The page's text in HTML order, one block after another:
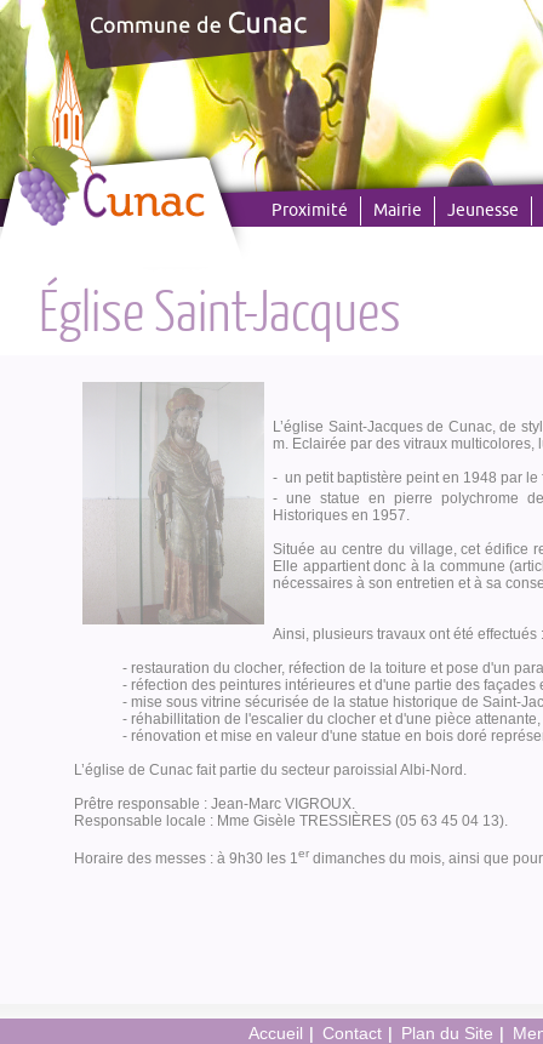
Proximité Mairie Jeunesse
Église Saint-Jacques
L’église Saint-Jacques de Cunac, de
m. Eclairée par des vitraux multicolores,
- un petit baptistère peint en 1948 par le
- une statue en pierre polychrome
Historiques en 1957.
Située au centre du village, cet édifice
Elle appartient donc à la commune
nécessaires à son entretien et à sa
Ainsi, plusieurs travaux ont été effectués :
- restauration du clocher, réfection de la toiture et pose d'un
- réfection des peintures intérieures et d'une partie des façades
- mise sous vitrine sécurisée de la statue historique de Saint-
- réhabillitation de l'escalier du clocher et d'une pièce
- rénovation et mise en valeur d'une statue en bois doré
L’église de Cunac fait partie du secteur paroissial Albi-Nord.
Prêtre responsable : Jean-Marc VIGROUX.
Responsable locale : Mme Gisèle TRESSIÈRES (05 63 45 04 13).
Horaire des messes : à 9h30 les 1er dimanches du mois, ainsi que
Accueil Contact Plan du Site
Panneau de gestion des cookies